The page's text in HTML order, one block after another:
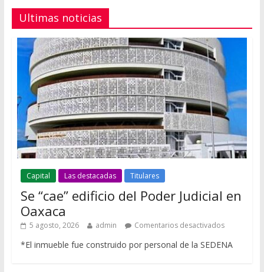
Ultimas noticias
Capital Las destacadas Titulares
Se “cae” edificio del Poder Judicial en
Oaxaca
5 agosto, 2026 admin Comentarios desactivados
*El inmueble fue construido por personal de la SEDENA